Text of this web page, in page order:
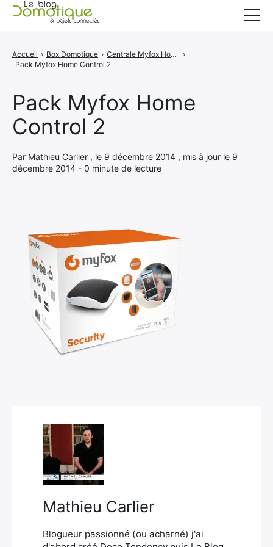
Pack Myfox Home
Control 2
Par Mathieu Carlier , le 9 décembre 2014 , mis à jour le 9
décembre 2014 - 0 minute de lecture
Accueil › Box Domotique › Centrale Myfox Home Control 2 - Présentation de la box
›
Pack Myfox Home Control 2
Mathieu Carlier
Blogueur passionné (ou acharné) j'ai
Catégories
A propos
CONTACT
Rechercher
: